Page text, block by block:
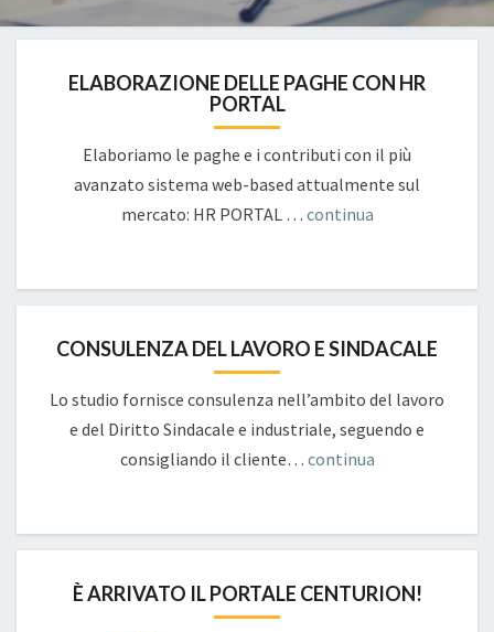
ELABORAZIONE DELLE PAGHE CON HR
PORTAL
Elaboriamo le paghe e i contributi con il più
avanzato sistema web-based attualmente sul
mercato: HR PORTAL … continua
CONSULENZA DEL LAVORO E SINDACALE
Lo studio fornisce consulenza nell’ambito del lavoro
e del Diritto Sindacale e industriale, seguendo e
consigliando il cliente… continua
È ARRIVATO IL PORTALE CENTURION!